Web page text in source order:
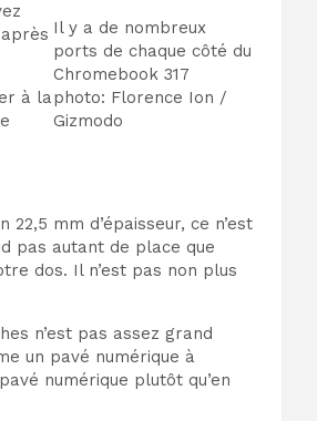
à la
Il y a de nombreux
ports de chaque côté du
Chromebook 317
photo: Florence Ion /
Gizmodo
mm d’épaisseur, ce n’est
pas autant de place que
dos. Il n’est pas non plus
n’est pas assez grand
un pavé numérique à
numérique plutôt qu’en